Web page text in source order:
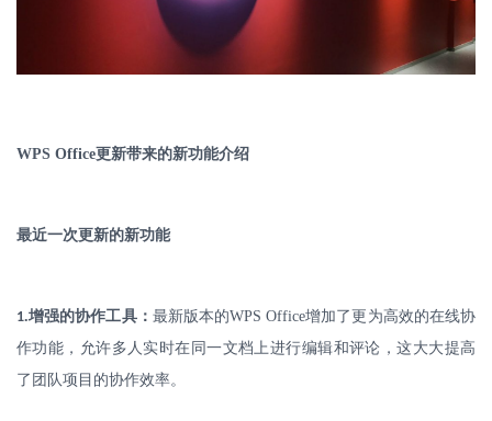
WPS Office更新带来的新功能介绍
最近一次更新的新功能
1.增强的协作工具： 最新版本的WPS Office增加了更为高效的在线协
作功能，允许多人实时在同一文档上进行编辑和评论，这大大提高
了团队项目的协作效率。